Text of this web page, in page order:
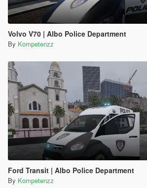
Volvo V70 | Albo Police Department
By Kompetenzz
Ford Transit | Albo Police Department
By Kompetenzz